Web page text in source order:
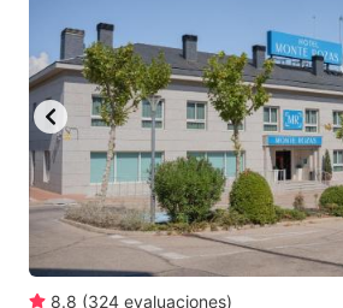
8.8 (324 evaluaciones)